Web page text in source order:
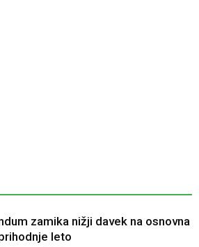
zamika nižji davek na osnovna
leto